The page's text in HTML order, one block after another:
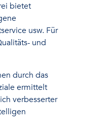
bietet
usw. Für
und
durch das
ermittelt
verbesserter